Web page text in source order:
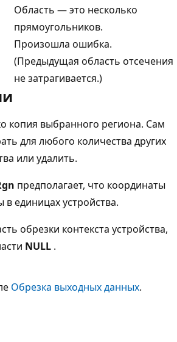
Область — это несколько
прямоугольников.
Произошла ошибка.
(Предыдущая область отсечения
не затрагивается.)
копия выбранного региона. Сам
для любого количества других
или удалить.
предполагает, что координаты
в единицах устройства.
обрезки контекста устройства,
NULL .
Обрезка выходных данных.